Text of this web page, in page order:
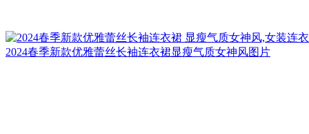
2024春季新款优雅蕾丝长袖连衣裙显瘦气质女神风图片